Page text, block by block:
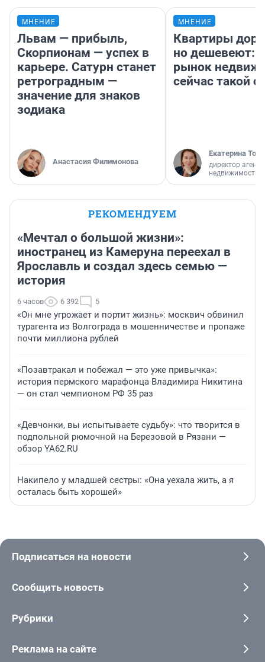
МНЕНИЕ
Львам — прибыль,
Скорпионам — успех в
карьере. Сатурн станет
ретроградным —
значение для знаков
зодиака
Анастасия Филимонова
МНЕНИЕ
Квартиры
но дешевеют:
рынок
сейчас такой
Екатерина
директор
недвижимости
РЕКОМЕНДУЕМ
«Мечтал о большой жизни»:
иностранец из Камеруна переехал в
Ярославль и создал здесь семью —
история
6 часов 6 392 5
«Он мне угрожает и портит жизнь»: москвич обвинил
турагента из Волгограда в мошенничестве и пропаже
почти миллиона рублей
«Позавтракал и побежал — это уже привычка»:
история пермского марафонца Владимира Никитина
— он стал чемпионом РФ 35 раз
«Девчонки, вы испытываете судьбу»: что творится в
подпольной рюмочной на Березовой в Рязани —
обзор YA62.RU
Накипело у младшей сестры: «Она уехала жить, а я
осталась быть хорошей»
Подписаться на новости
Сообщить новость
Рубрики
Реклама на сайте